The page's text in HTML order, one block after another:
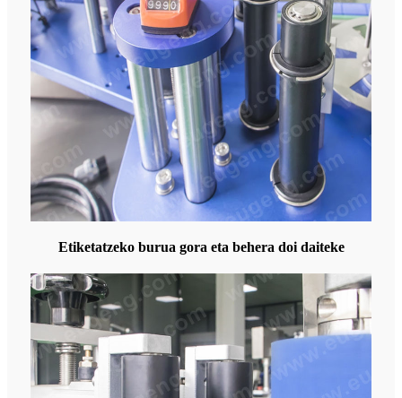
Etiketatzeko burua gora eta behera doi daiteke